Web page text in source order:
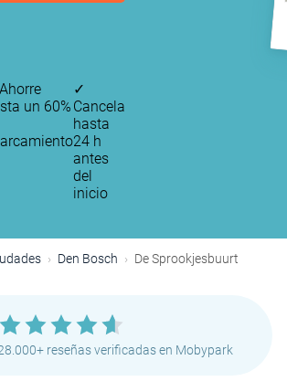
Ahorre
un 60%
✓
Cancela
hasta
24 h
antes
del
inicio
Den Bosch De Sprookjesbuurt
reseñas verificadas en Mobypark